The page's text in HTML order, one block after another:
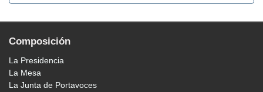
Composición
La Presidencia
La Mesa
La Junta de Portavoces